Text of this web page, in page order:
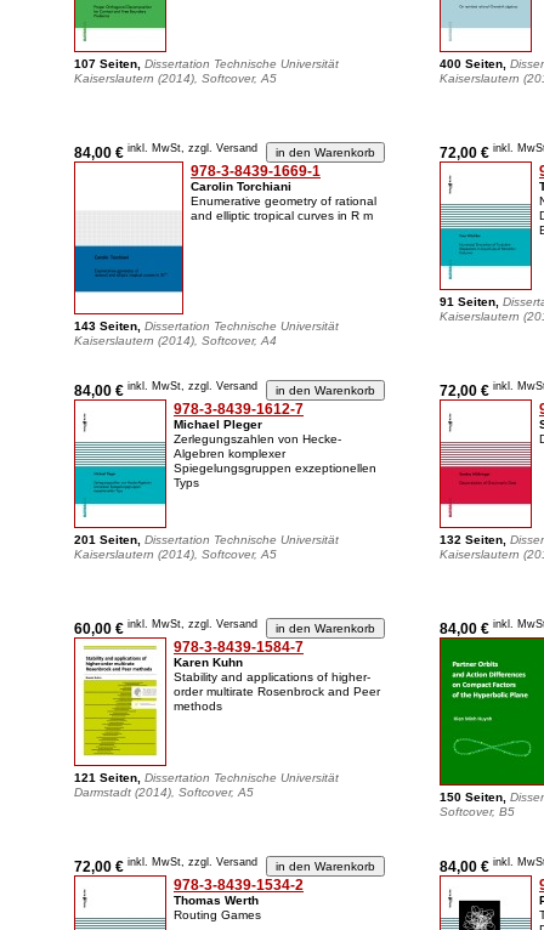
107 Seiten, Dissertation Technische Universität
Kaiserslautern (2014), Softcover, A5
84,00 € inkl. MwSt, zzgl. Versand
978-3-8439-1669-1
Carolin Torchiani
Enumerative geometry of rational
and elliptic tropical curves in R m
143 Seiten, Dissertation Technische Universität
Kaiserslautern (2014), Softcover, A4
84,00 € inkl. MwSt, zzgl. Versand
978-3-8439-1612-7
Michael Pleger
Zerlegungszahlen von Hecke-
Algebren komplexer
Spiegelungsgruppen exzeptionellen
Typs
201 Seiten, Dissertation Technische Universität
Kaiserslautern (2014), Softcover, A5
60,00 € inkl. MwSt, zzgl. Versand
978-3-8439-1584-7
Karen Kuhn
Stability and applications of higher-
order multirate Rosenbrock and Peer
methods
121 Seiten, Dissertation Technische Universität
Darmstadt (2014), Softcover, A5
72,00 € inkl. MwSt, zzgl. Versand
978-3-8439-1534-2
Thomas Werth
Routing Games
400 Seiten,
Kaiserslautern
72,00 € inkl.
91 Seiten,
Kaiserslautern
72,00 € inkl.
132 Seiten,
Kaiserslautern
84,00 € inkl.
150 Seiten,
Softcover, B5
84,00 € inkl.